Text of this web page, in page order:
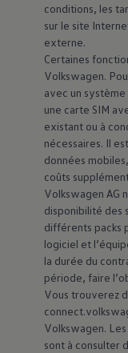
Modèles et
13 de 13
13 de 13
conditions, les
sur le site
externe.
Certaines
Volkswagen.
avec un
une carte SIM
existant ou à
nécessaires. Il
données
coûts
Volkswagen AG
disponibilité des
différents packs
logiciel et
la durée du
période, faire
Vous trouverez
Volkswagen.
sont à consulter